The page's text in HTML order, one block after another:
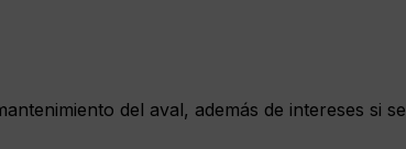
del aval, además de intereses si se